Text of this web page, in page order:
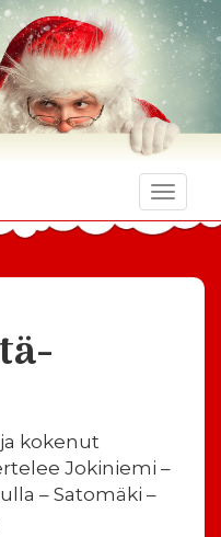
Toggle
kokenut
Jokiniemi –
– Satomäki –